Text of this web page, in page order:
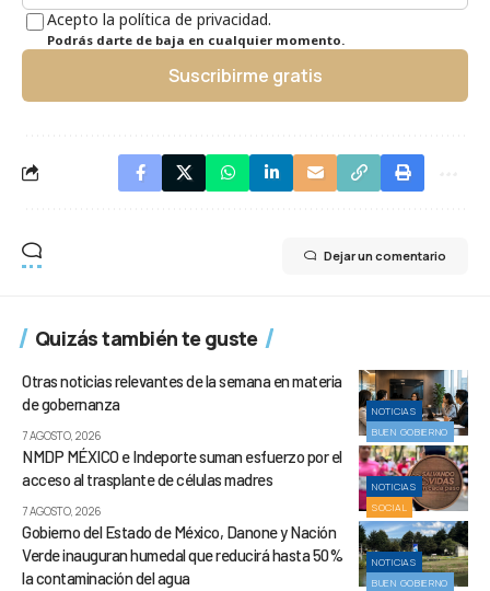
Acepto la política de privacidad.
Podrás darte de baja en cualquier momento.
Suscribirme gratis
Dejar un comentario
Quizás también te guste
NOTICIAS
BUEN GOBIERNO
Otras noticias relevantes de la semana en materia
de gobernanza
7 AGOSTO, 2026
NOTICIAS
SOCIAL
NMDP MÉXICO e Indeporte suman esfuerzo por el
acceso al trasplante de células madres
7 AGOSTO, 2026
NOTICIAS
BUEN GOBIERNO
Gobierno del Estado de México, Danone y Nación
Verde inauguran humedal que reducirá hasta 50%
la contaminación del agua